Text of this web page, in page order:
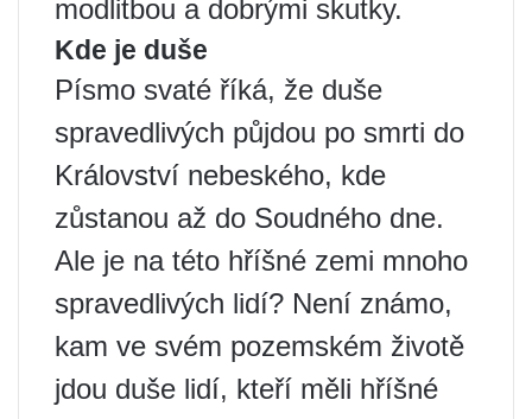
modlitbou a dobrými skutky.
Kde je duše
Písmo svaté říká, že duše
spravedlivých půjdou po smrti do
Království nebeského, kde
zůstanou až do Soudného dne.
Ale je na této hříšné zemi mnoho
spravedlivých lidí? Není známo,
kam ve svém pozemském životě
jdou duše lidí, kteří měli hříšné